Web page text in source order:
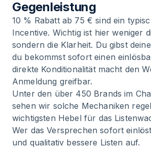
Gegenleistung
10 % Rabatt ab 75 € sind ein
Incentive. Wichtig ist hier weniger
sondern die Klarheit. Du gibst
du bekommst sofort einen
direkte Konditionalität macht den
Anmeldung greifbar.
Unter den über 450 Brands im
sehen wir solche Mechaniken
wichtigsten Hebel für das
Wer das Versprechen sofort
und qualitativ bessere Listen auf.